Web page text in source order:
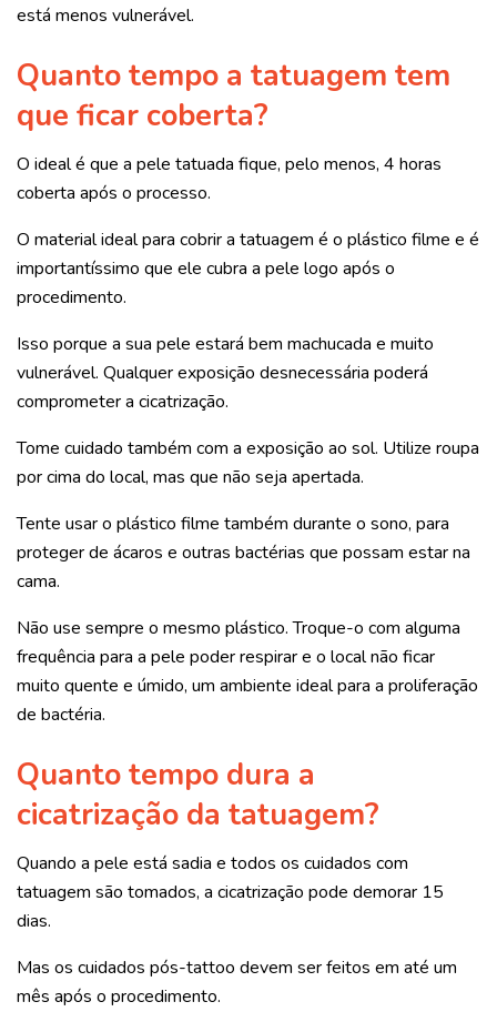
está menos vulnerável.
Quanto tempo a tatuagem tem
que ficar coberta?
O ideal é que a pele tatuada fique, pelo menos, 4 horas
coberta após o processo.
O material ideal para cobrir a tatuagem é o plástico filme e é
importantíssimo que ele cubra a pele logo após o
procedimento.
Isso porque a sua pele estará bem machucada e muito
vulnerável. Qualquer exposição desnecessária poderá
comprometer a cicatrização.
Tome cuidado também com a exposição ao sol. Utilize roupa
por cima do local, mas que não seja apertada.
Tente usar o plástico filme também durante o sono, para
proteger de ácaros e outras bactérias que possam estar na
cama.
Não use sempre o mesmo plástico. Troque-o com alguma
frequência para a pele poder respirar e o local não ficar
muito quente e úmido, um ambiente ideal para a proliferação
de bactéria.
Quanto tempo dura a
cicatrização da tatuagem?
Quando a pele está sadia e todos os cuidados com
tatuagem são tomados, a cicatrização pode demorar 15
dias.
Mas os cuidados pós-tattoo devem ser feitos em até um
mês após o procedimento.